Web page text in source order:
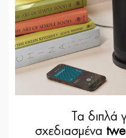
Τα διπλά
σχεδιασμένα